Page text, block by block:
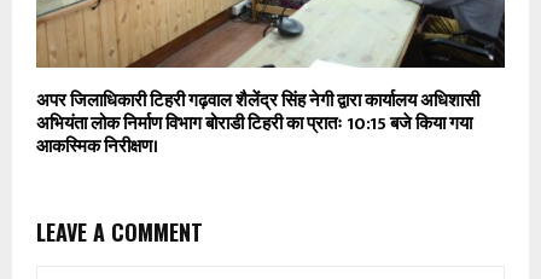
अपर जिलाधिकारी टिहरी गढ़वाल शैलेंद्र सिंह नेगी द्वारा कार्यालय अधिशासी
अभियंता लोक निर्माण विभाग बोराडी टिहरी का प्रातः 10:15 बजे किया गया
आकस्मिक निरीक्षण।
LEAVE A COMMENT